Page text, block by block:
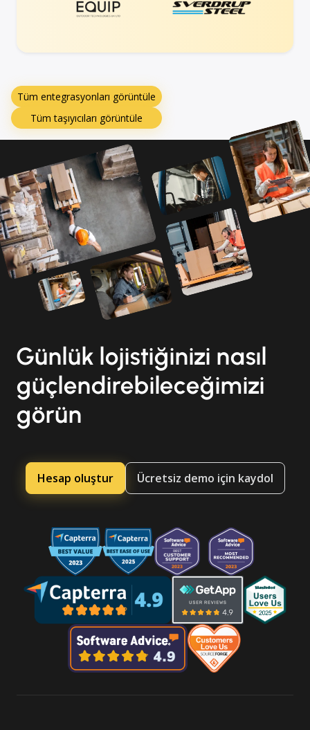
Tüm entegrasyonları görüntüle
Tüm taşıyıcıları görüntüle
Günlük lojistiğinizi nasıl
güçlendirebileceğimizi
görün
Hesap oluştur Ücretsiz demo için kaydol